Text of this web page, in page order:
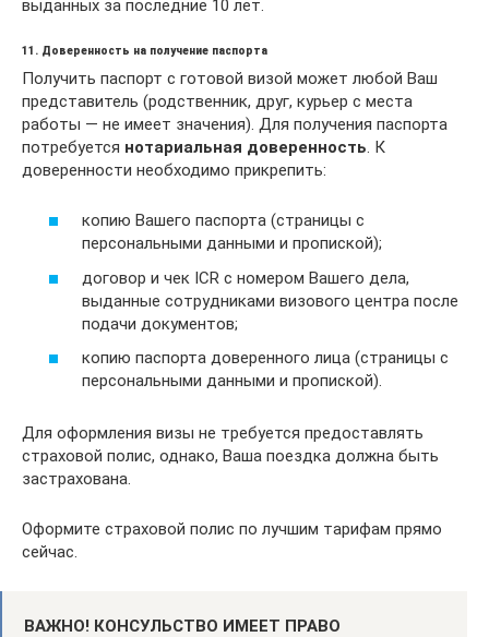
выданных за последние 10 лет.
11. Доверенность на получение паспорта
Получить паспорт с готовой визой может любой Ваш
представитель (родственник, друг, курьер с места
работы — не имеет значения). Для получения паспорта
потребуется нотариальная доверенность . К
доверенности необходимо прикрепить:
копию Вашего паспорта (страницы с
персональными данными и пропиской);
договор и чек ICR с номером Вашего дела,
выданные сотрудниками визового центра после
подачи документов;
копию паспорта доверенного лица (страницы с
персональными данными и пропиской).
Для оформления визы не требуется предоставлять
страховой полис, однако, Ваша поездка должна быть
застрахована.
Оформите страховой полис по лучшим тарифам прямо
сейчас.
ВАЖНО! КОНСУЛЬСТВО ИМЕЕТ ПРАВО